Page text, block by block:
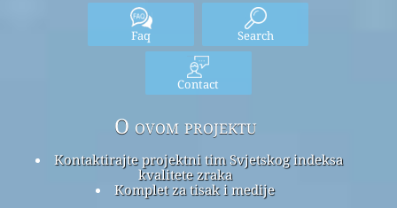
Faq Search
Contact
O ovom projektu
Kontaktirajte projektni tim Svjetskog indeksa
kvalitete zraka
Komplet za tisak i medije